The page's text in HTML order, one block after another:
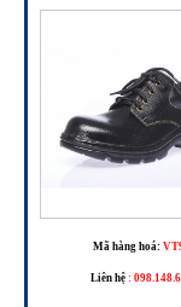
Mã hàng hoá:
Liên hệ :